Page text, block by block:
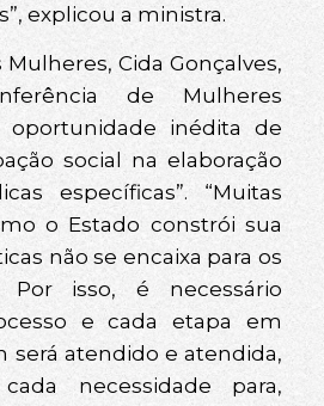
explicou a ministra.
Mulheres, Cida Gonçalves,
de Mulheres
inédita de
social na elaboração
específicas”. “Muitas
o Estado constrói sua
não se encaixa para os
Por isso, é necessário
e cada etapa em
será atendido e atendida,
necessidade para,